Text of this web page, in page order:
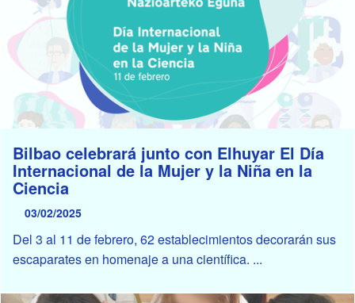
Bilbao celebrará junto con Elhuyar El Día
Internacional de la Mujer y la Niña en la
Ciencia
03/02/2025
Del 3 al 11 de febrero, 62 establecimientos decorarán sus
escaparates en homenaje a una científica. ...